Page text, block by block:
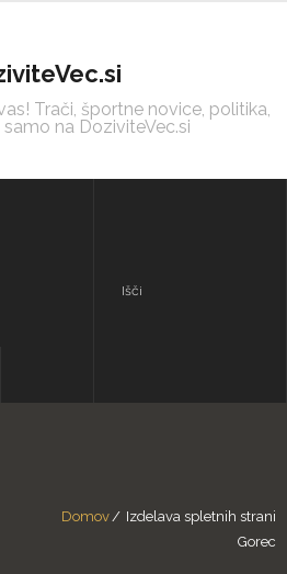
Trači, športne novice, politika,
samo na DoziviteVec.si
Domov/ Izdelava spletnih strani
Gorec